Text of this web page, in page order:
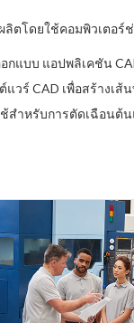
ลิตโดยใช้คอมพิวเต
กแบบ แอปพลิเคชัน
ร์ CAD เพื่อสร้างเ
ช้สำหรับการตัดเฉือน